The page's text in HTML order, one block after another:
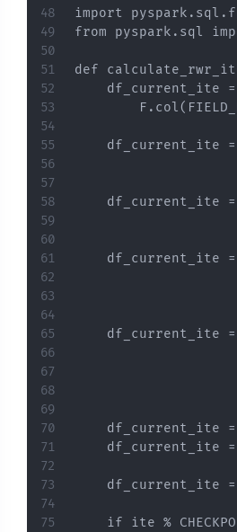
import
from pyspark.sql
def
df_current_ite
df_current_ite
df_current_ite
df_current_ite
df_current_ite
df_current_ite
df_current_ite
df_current_ite
if ite %